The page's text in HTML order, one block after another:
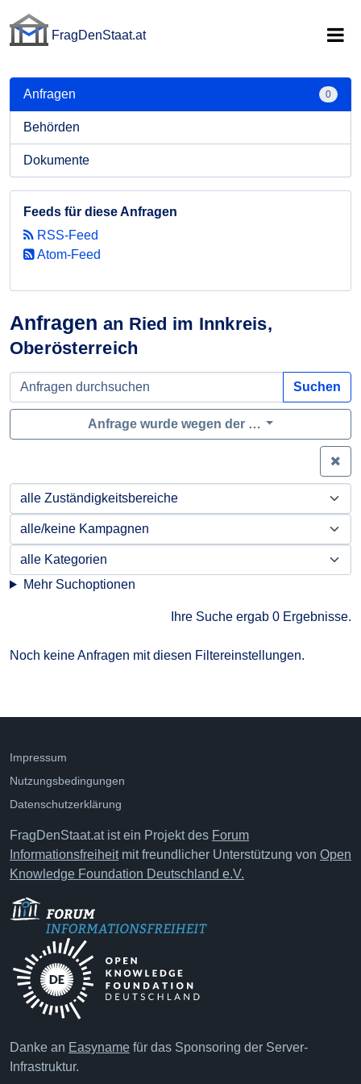
FragDenStaat.at
Anfragen an Ried im Innkreis,
Oberösterreich
Suchen
Anfrage wurde wegen der …
Mehr Suchoptionen
Ihre Suche ergab 0 Ergebnisse.
Noch keine Anfragen mit diesen Filtereinstellungen.
Anfragen 0
Behörden
Dokumente
Feeds für diese Anfragen
RSS-Feed
Atom-Feed
Impressum
Nutzungsbedingungen
Datenschutzerklärung
FragDenStaat.at ist ein Projekt des Forum
Informationsfreiheitmit freundlicher Unterstützung von Open
Knowledge Foundation Deutschland e.V.
Danke an Easyname für das Sponsoring der Server-
Infrastruktur.